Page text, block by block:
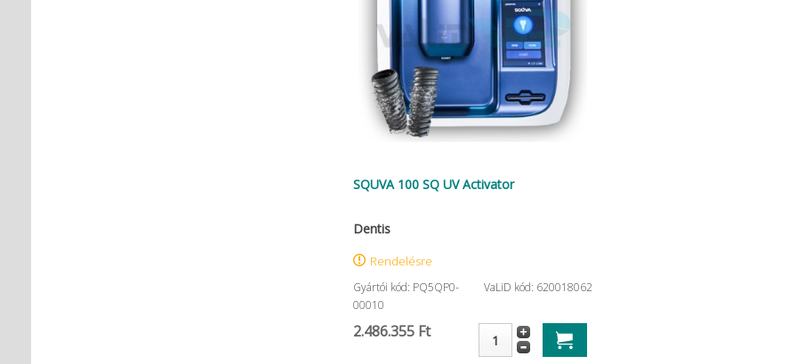
SQUVA 100 SQ UV Activator
Dentis
Rendelésre
Gyártói kód: PQ5QP0-
00010
VaLiD kód: 620018062
2.486.355 Ft